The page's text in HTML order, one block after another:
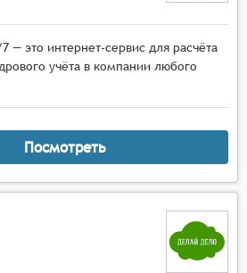
— это интернет-сервис для расчёта
учёта в компании любого
Посмотреть